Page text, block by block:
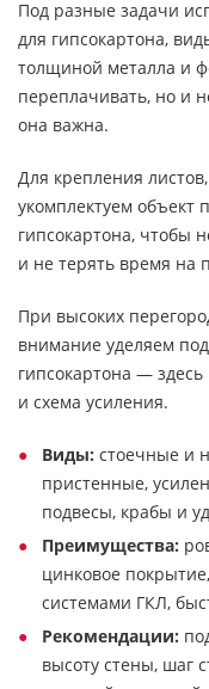
Под разные задачи
для гипсокартона,
толщиной металла и
переплачивать, но и
она важна.
Для крепления
укомплектуем объект
гипсокартона, чтобы
и не терять время на
При высоких
внимание уделяем
гипсокартона —
и схема усиления.
Виды: стоечные и
пристенные,
подвесы, крабы и
Преимущества:
цинковое
системами ГКЛ,
Рекомендации:
высоту стены, шаг